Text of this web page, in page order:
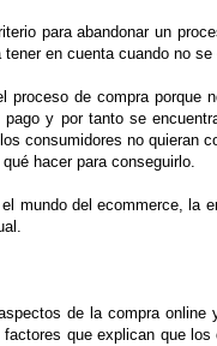
para abandonar un
en cuenta cuando no
proceso de compra
y por tanto se
consumidores no quieran
hacer para conseguirlo.
mundo del ecommerce, la
de la compra
que explican que